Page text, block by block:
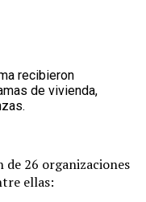
recibieron
de vivienda,
26 organizaciones
ellas: